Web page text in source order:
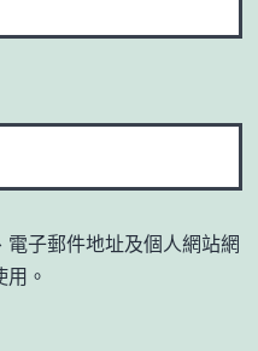
子郵件地址及個人網站網
。